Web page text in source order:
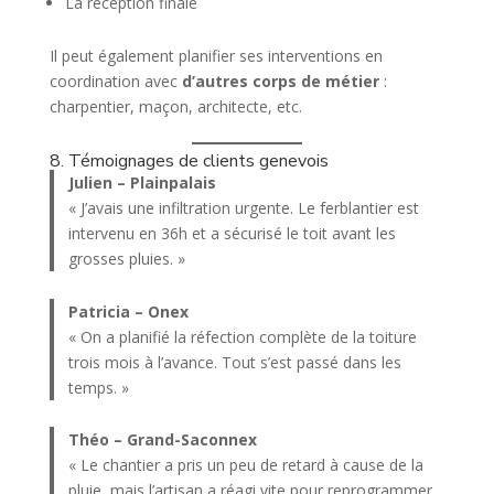
Il peut également planifier ses interventions en
coordination avec d’autres corps de métier:
charpentier, maçon, architecte, etc.
8. Témoignages de clients genevois
Julien – Plainpalais
« J’avais une infiltration urgente. Le ferblantier est
intervenu en 36h et a sécurisé le toit avant les
grosses pluies. »
Patricia – Onex
« On a planifié la réfection complète de la toiture
trois mois à l’avance. Tout s’est passé dans les
temps. »
Théo – Grand-Saconnex
« Le chantier a pris un peu de retard à cause de la